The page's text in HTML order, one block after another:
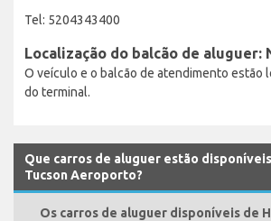
Tel: 5204343400
Localização do balcão de aluguer:
O veículo e o balcão de atendimento estão
do terminal.
Que carros de aluguer estão
Tucson Aeroporto?
Os carros de aluguer disponíveis de